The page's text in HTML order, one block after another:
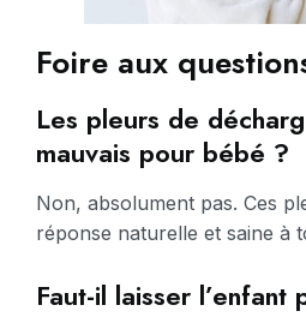
Foire aux
Les pleurs de
mauvais pour bébé ?
Non, absolument pas. Ces
réponse naturelle et saine à
Faut-il laisser l’enfant